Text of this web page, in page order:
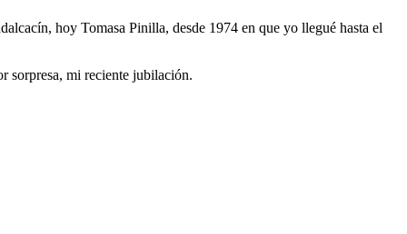
hoy Tomasa Pinilla, desde 1974 en que yo llegué hasta el
sorpresa, mi reciente jubilación.